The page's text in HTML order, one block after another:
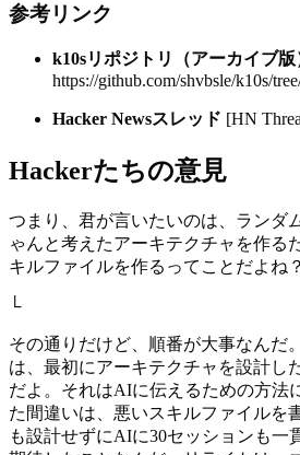
参考リンク
k10sリポジトリ（アーカイブ版
https://github.com/shvbsle/k10s/
Hacker Newsスレッド [HN
Hackerたちの意見
つまり、君が言いたいのは、ランダ
ゃんと考えたアーキテクチャを作る
キルファイルを作るってことだよね？
└
その通りだけど、順番が大事なんだ
は、最初にアーキテクチャを設計し
だよ。それはAIに伝えるための方法
た間違いは、悪いスキルファイルを
も設計せずにAIに30セッションも一